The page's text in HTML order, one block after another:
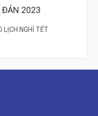
ĐÁN 2023
LỊCH NGHỈ TẾT